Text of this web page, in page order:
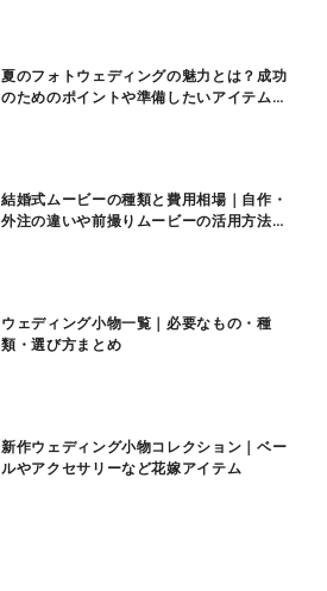
夏のフォトウェディングの魅力とは？成功
のためのポイントや準備したいアイテムも
結婚式ムービーの種類と費用相場｜自作・
外注の違いや前撮りムービーの活用方法も
ウェディング小物一覧｜必要なもの・種
類・選び方まとめ
新作ウェディング小物コレクション｜ベー
ルやアクセサリーなど花嫁アイテム